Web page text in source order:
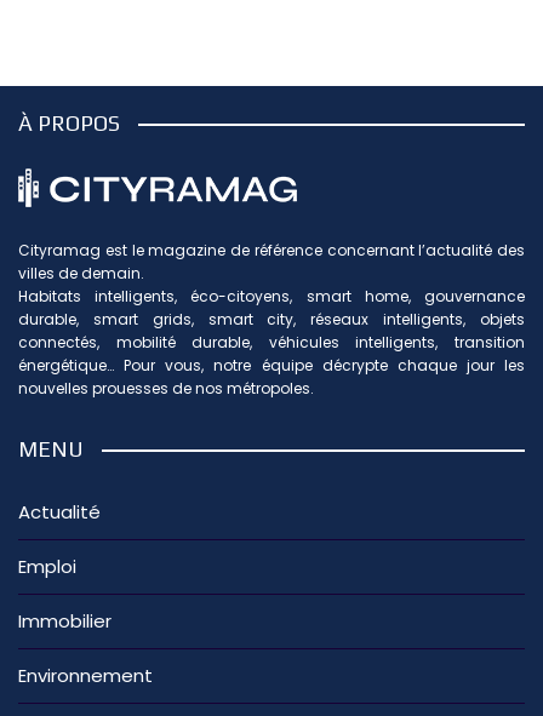
À PROPOS
Cityramag est le magazine de référence concernant l’actualité des
villes de demain.
Habitats intelligents, éco-citoyens, smart home, gouvernance
durable, smart grids, smart city, réseaux intelligents, objets
connectés, mobilité durable, véhicules intelligents, transition
énergétique… Pour vous, notre équipe décrypte chaque jour les
nouvelles prouesses de nos métropoles.
MENU
Actualité
Emploi
Immobilier
Environnement